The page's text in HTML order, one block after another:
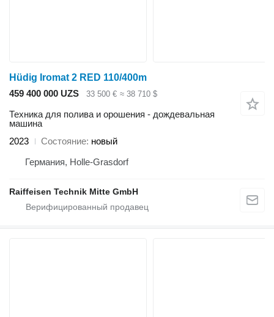
Hüdig Iromat 2 RED 110/400m
459 400 000 UZS
33 500 € ≈ 38 710 $
Техника для полива и орошения - дождевальная
машина
2023
Состояние новый
Германия, Holle-Grasdorf
Raiffeisen Technik Mitte GmbH